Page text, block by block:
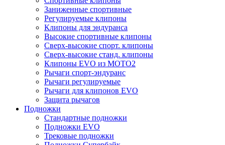
Заниженные спортивные
Регулируемые клипоны
Клипоны для эндуранса
Высокие спортивные клипоны
Сверх-высокие спорт. клипоны
Сверх-высокие станд. клипоны
Клипоны EVO из MOTO2
Рычаги спорт-эндуранс
Рычаги регулируемые
Рычаги для клипонов EVO
Защита рычагов
Подножки
Стандартные подножки
Подножки EVO
Трековые подножки